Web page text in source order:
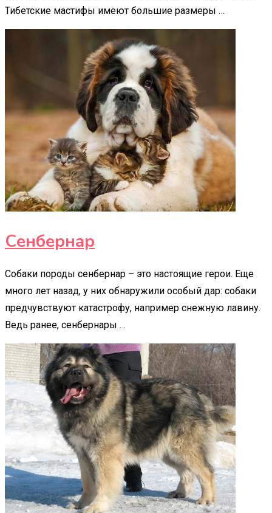
Тибетские мастифы имеют большие размеры …
Сенбернар
Собаки породы сенбернар – это настоящие герои. Еще
много лет назад, у них обнаружили особый дар: собаки
предчувствуют катастрофу, например снежную лавину.
Ведь ранее, сенбернары …